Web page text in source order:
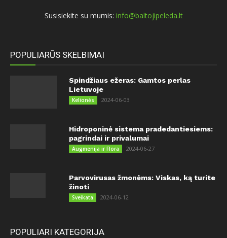
Susisiekite su mumis: info@baltojipeleda.lt
POPULIARŪS SKELBIMAI
Spindžiaus ežeras: Gamtos perlas
Lietuvoje
Kelionės 2024-06-03
Hidroponinė sistema pradedantiesiems:
pagrindai ir privalumai
Augmenija ir Flora 2024-06-27
Parvovirusas žmonėms: Viskas, ką turite
žinoti
Sveikata 2024-06-12
POPULIARI KATEGORIJA